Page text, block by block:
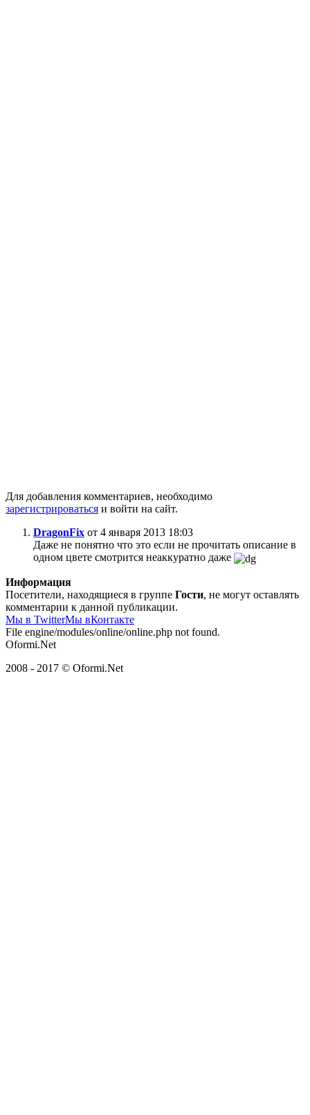
Для добавления комментариев, необходимо
зарегистрироваться и войти на сайт.
DragonFix от 4 января 2013 18:03
Даже не понятно что это если не прочитать описание в
одном цвете смотрится неаккуратно даже
Информация
Посетители, находящиеся в группе Гости, не могут оставлять
комментарии к данной публикации.
Мы в TwitterМы вКонтакте
File engine/modules/online/online.php not found.
Oformi.Net
2008 - 2017 © Oformi.Net